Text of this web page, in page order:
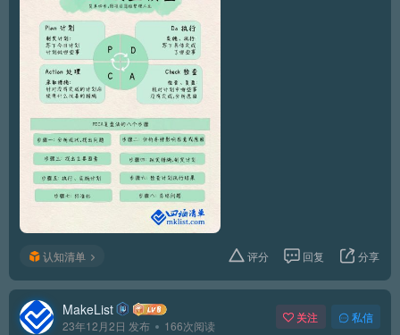
认知清单 评分 回复 分享
MakeList
23年12月2日 发布 166次阅读
关注 私信